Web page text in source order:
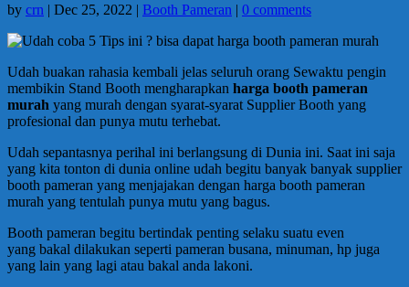
by crn | Dec 25, 2022 | Booth Pameran | 0 comments
Udah buakan rahasia kembali jelas seluruh orang Sewaktu pengin
membikin Stand Booth mengharapkan harga booth pameran
murah yang murah dengan syarat-syarat Supplier Booth yang
profesional dan punya mutu terhebat.
Udah sepantasnya perihal ini berlangsung di Dunia ini. Saat ini saja
yang kita tonton di dunia online udah begitu banyak banyak supplier
booth pameran yang menjajakan dengan harga booth pameran
murah yang tentulah punya mutu yang bagus.
Booth pameran begitu bertindak penting selaku suatu even
yang bakal dilakukan seperti pameran busana, minuman, hp juga
yang lain yang lagi atau bakal anda lakoni.